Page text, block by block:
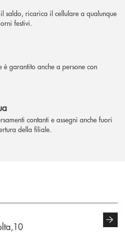
il saldo, ricarica il cellulare a qualunque
festivi.
è garantito anche a persone con
contanti e assegni anche fuori
della filiale.